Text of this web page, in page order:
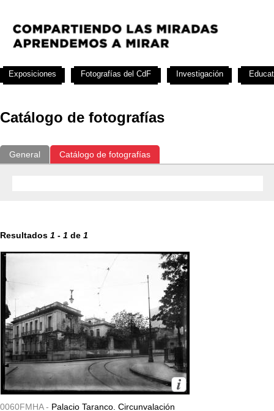
Catálogo de fotografías
General Catálogo de fotografías
Resultados 1 - 1 de 1
0060FMHA - Palacio Taranco. Circunvalación
Exposiciones Fotografías del CdF Investigación